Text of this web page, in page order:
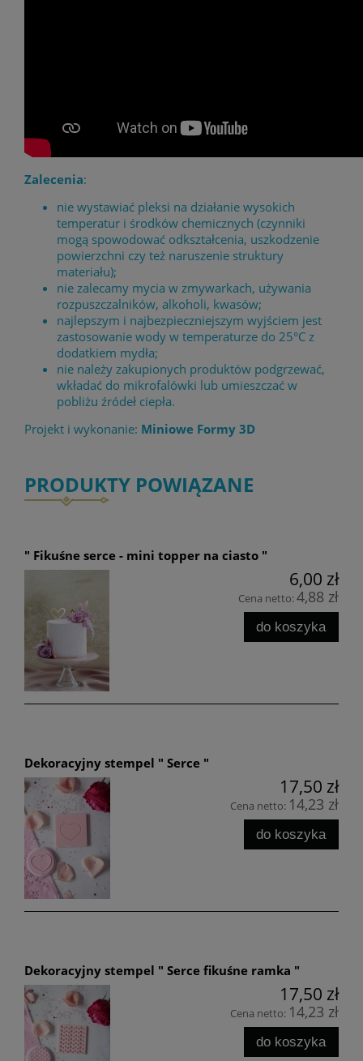
Zalecenia:
nie wystawiać pleksi na działanie wysokich
temperatur i środków chemicznych (czynniki
mogą spowodować odkształcenia, uszkodzenie
powierzchni czy też naruszenie struktury
materiału);
nie zalecamy mycia w zmywarkach, używania
rozpuszczalników, alkoholi, kwasów;
najlepszym i najbezpieczniejszym wyjściem jest
zastosowanie wody w temperaturze do 25°C z
dodatkiem mydła;
nie należy zakupionych produktów podgrzewać,
wkładać do mikrofalówki lub umieszczać w
pobliżu źródeł ciepła.
Projekt i wykonanie: Miniowe Formy 3D
PRODUKTY POWIĄZANE
" Fikuśne serce - mini topper na ciasto "
6,00 zł
Cena netto:4,88 zł
do koszyka
Dekoracyjny stempel " Serce "
17,50 zł
Cena netto: 14,23 zł
do koszyka
Dekoracyjny stempel " Serce fikuśne ramka "
17,50 zł
Cena netto: 14,23 zł
do koszyka